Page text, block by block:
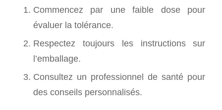
Commencez par une faible dose pour
évaluer la tolérance.
Respectez toujours les instructions sur
l’emballage.
Consultez un professionnel de santé pour
des conseils personnalisés.